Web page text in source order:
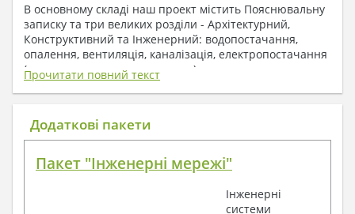
В основному складі наш проект містить Пояснювальну
записку та три великих розділи - Архітектурний,
Конструктивний та Інженерний: водопостачання,
опалення, вентиляція, каналізація, електропостачання
( купується за додаткову плату ).
1. До складу Архітектурного розділу
входять:
План покрівлі
Фасади з даними зовнішніх оздоблень
Елементи прорізів – специфікація
Прочитати повний текст
Додаткові пакети
Пакет "Інженерні мережі"
Інженерні
системи